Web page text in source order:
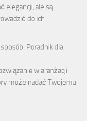
elegancji, ale są
do ich
Poradnik dla
w aranżacji
może nadać Twojemu